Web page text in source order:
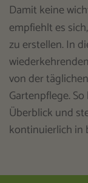
Damit keine
empfiehlt es
zu erstellen. In
von der
Gartenpflege.
Überblick und
kontinuierlich in